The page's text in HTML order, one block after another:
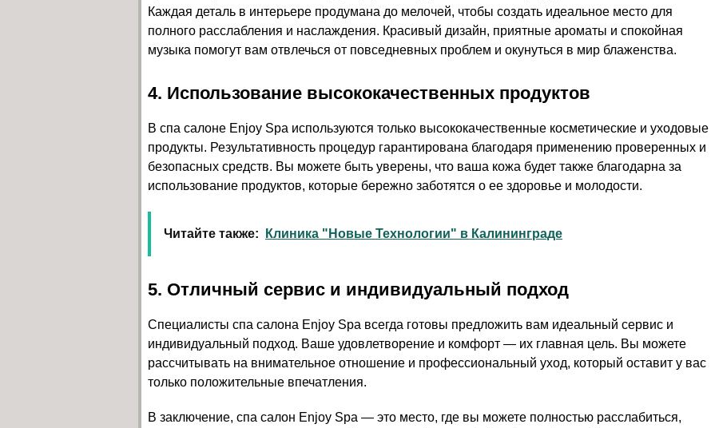
Каждая деталь в интерьере продумана до мелочей, чтобы создать идеальное место для
полного расслабления и наслаждения. Красивый дизайн, приятные ароматы и спокойная
музыка помогут вам отвлечься от повседневных проблем и окунуться в мир блаженства.
4. Использование высококачественных продуктов
В спа салоне Enjoy Spa используются только высококачественные косметические и уходовые
продукты. Результативность процедур гарантирована благодаря применению проверенных и
безопасных средств. Вы можете быть уверены, что ваша кожа будет также благодарна за
использование продуктов, которые бережно заботятся о ее здоровье и молодости.
Читайте также: Клиника "Новые Технологии" в Калининграде
5. Отличный сервис и индивидуальный подход
Специалисты спа салона Enjoy Spa всегда готовы предложить вам идеальный сервис и
индивидуальный подход. Ваше удовлетворение и комфорт — их главная цель. Вы можете
рассчитывать на внимательное отношение и профессиональный уход, который оставит у вас
только положительные впечатления.
В заключение, спа салон Enjoy Spa — это место, где вы можете полностью расслабиться,